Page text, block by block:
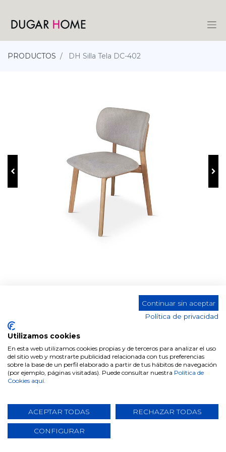
PRODUCTOS DH Silla Tela DC-402
Comparte este producto
Datos técnicos
Continuar sin aceptar
Política de privacidad
Utilizamos cookies
En esta web utilizamos cookies propias y de terceros para analizar el uso
del sitio web y mostrarte publicidad relacionada con tus preferencias
sobre la base de un perfil elaborado a partir de tus hábitos de navegación
(por ejemplo, páginas visitadas). Puede consultar nuestra Política de
Cookies aquí.
ACEPTAR TODAS RECHAZAR TODAS
CONFIGURAR